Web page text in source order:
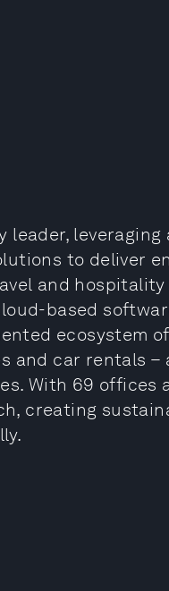
leader,
to deliver
and hospitality
based
ecosystem
car rentals –
With 69 offices
creating